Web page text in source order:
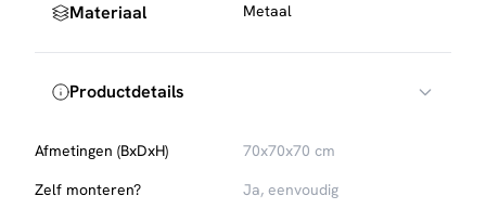
Materiaal Metaal
Productdetails
Afmetingen (BxDxH)
70x70x70 cm
Zelf monteren?
Ja, eenvoudig